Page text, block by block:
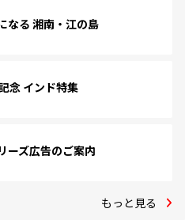
なる 湘南・江の島
念 インド特集
ーズ広告のご案内
もっと見る